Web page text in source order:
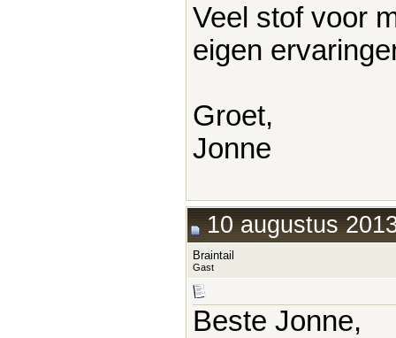
Veel stof voor
eigen
Groet,
Jonne
10 augustus
Braintail
Gast
Beste Jonne,